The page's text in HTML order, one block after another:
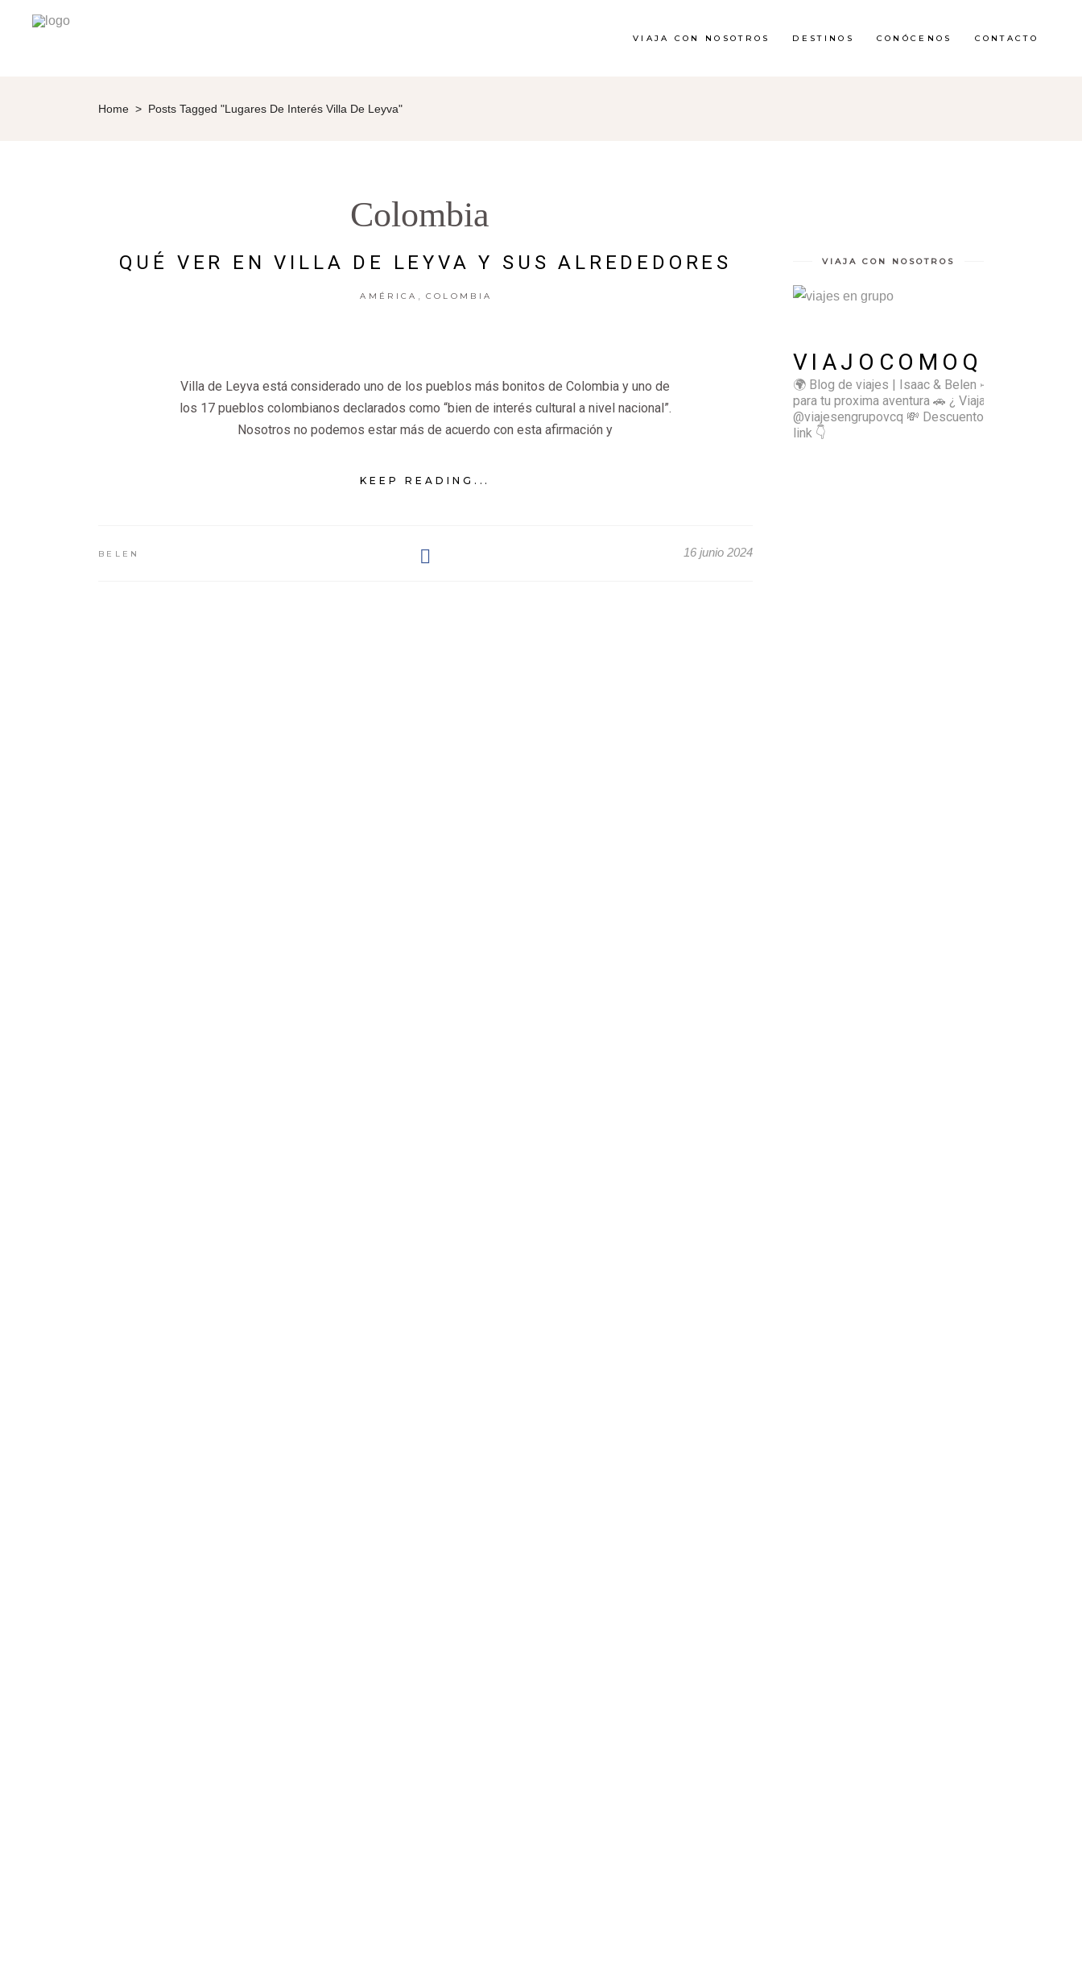
VIAJA CON NOSOTROS DESTINOS CONÓCENOS CONTACTO
Home > Posts Tagged "lugares De Interés Villa De Leyva"
Colombia
QUÉ VER EN VILLA DE LEYVA Y SUS ALREDEDORES
AMÉRICA COLOMBIA
Villa de Leyva está considerado uno de los pueblos más bonitos de Colombia y uno de
los 17 pueblos colombianos declarados como “bien de interés cultural a nivel nacional”.
Nosotros no podemos estar más de acuerdo con esta afirmación y
KEEP READING...
BELEN 16 junio 2024
VIAJA CON NOSOTROS
VIAJOCOMOQUIERO
🌍 Blog de viajes | Isaac & Belen ✈️ Inspírate
para tu proxima aventura 🚗 ¿ Viajas sol@? 👉🏻
@viajesengrupovcq 💸 Descuentos y tips en el
link 👇